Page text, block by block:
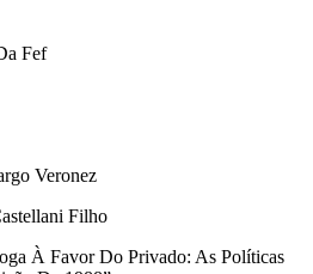
Fef
Veronez
Filho
À Favor Do Privado: As Políticas